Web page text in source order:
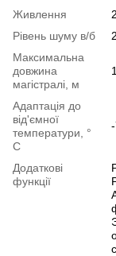
Живлення
Рівень шуму в/б
Максимальна
довжина
магістралі, м
Адаптація до
від'ємної
температури, °
C
Додаткові
функції